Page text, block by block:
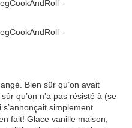
Bien sûr qu’on avait
qu’on n’a pas résisté à (se
simplement
fait! Glace vanille maison,